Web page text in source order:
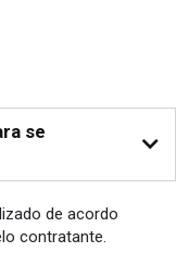
se
de acordo
contratante.